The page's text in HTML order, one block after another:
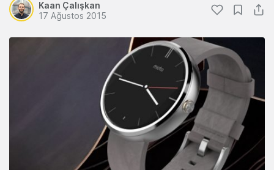
Kaan Çalışkan
17 Ağustos 2015